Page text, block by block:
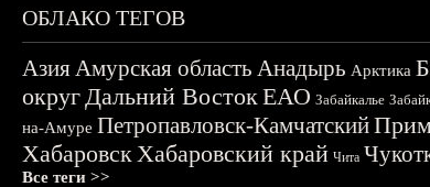
ОБЛАКО ТЕГОВ
АзияАмурская область Анадырь Арктика
округДальний ВостокЕАО Забайкалье
на-Амуре Петропавловск-Камчатский
ХабаровскХабаровский край Чита
Все теги >>